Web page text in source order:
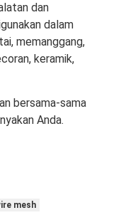
dan
dalam
memanggang,
keramik,
bersama-sama
Anda.
mesh